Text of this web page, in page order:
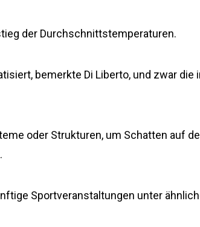
der Durchschnittstemperaturen.
bemerkte Di Liberto, und zwar die
oder Strukturen, um Schatten auf
Sportveranstaltungen unter